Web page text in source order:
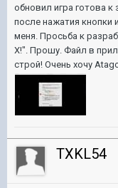
обновил игра готова к
после нажатия кнопки
меня. Просьба к
X!". Прошу. Файл в
строй! Очень хочу
TXKL54